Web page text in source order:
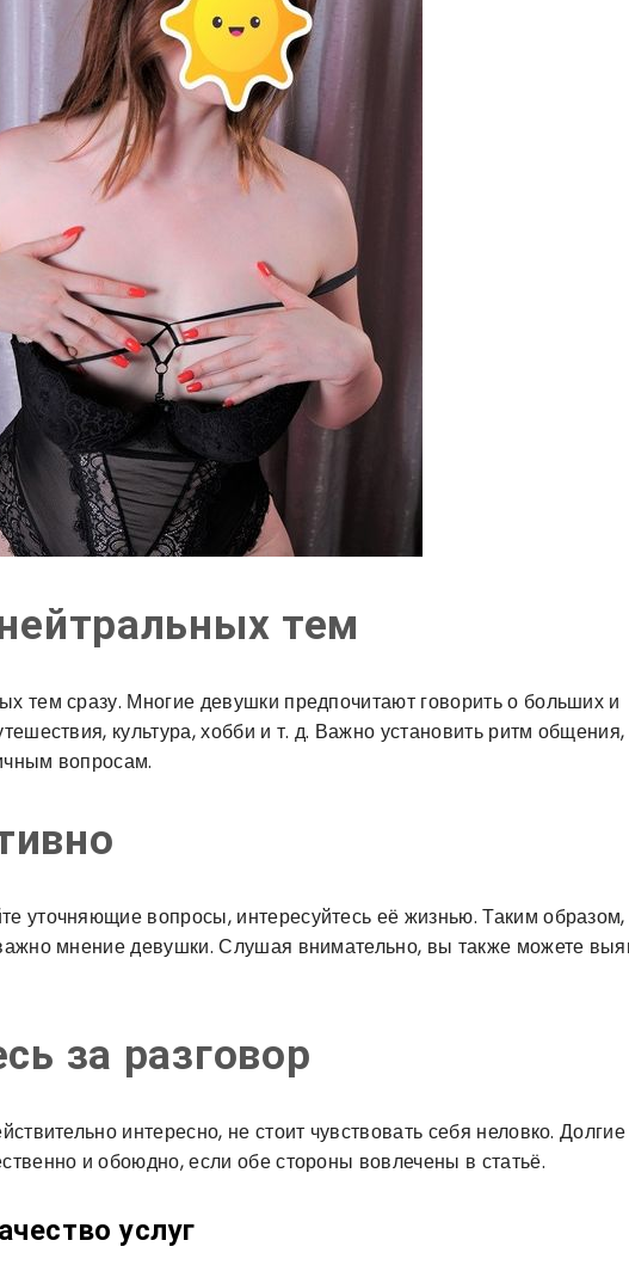
тем
тем сразу. Многие девушки предпочитают говорить о больших и
культура, хобби и т. д. Важно установить ритм общения,
вопросам.
уточняющие вопросы, интересуйтесь её жизнью. Таким
мнение девушки. Слушая внимательно, вы также можете
за разговор
интересно, не стоит чувствовать себя неловко. Долгие
и обоюдно, если обе стороны вовлечены в статьё.
услуг